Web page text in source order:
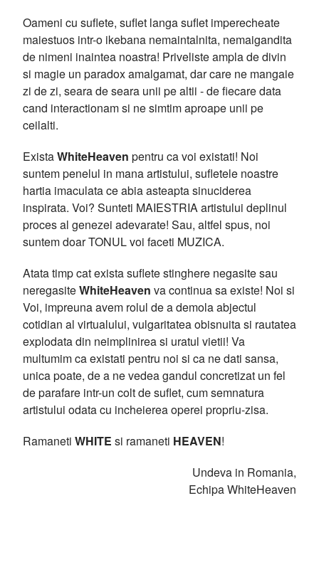
Oameni cu suflete, suflet langa suflet imperecheate
maiestuos intr-o ikebana nemaintalnita, nemaigandita
de nimeni inaintea noastra! Priveliste ampla de divin
si magie un paradox amalgamat, dar care ne mangaie
zi de zi, seara de seara unii pe altii - de fiecare data
cand interactionam si ne simtim aproape unii pe
ceilalti.
ExistaWhiteHeaven pentru ca voi existati! Noi
suntem penelul in mana artistului, sufletele noastre
hartia imaculata ce abia asteapta sinuciderea
inspirata. Voi? Sunteti MAIESTRIA artistului deplinul
proces al genezei adevarate! Sau, altfel spus, noi
suntem doar TONUL voi faceti MUZICA.
Atata timp cat exista suflete stinghere negasite sau
neregasiteWhiteHeaven va continua sa existe! Noi si
Voi, impreuna avem rolul de a demola abjectul
cotidian al virtualului, vulgaritatea obisnuita si rautatea
explodata din neimplinirea si uratul vietii! Va
multumim ca existati pentru noi si ca ne dati sansa,
unica poate, de a ne vedea gandul concretizat un fel
de parafare intr-un colt de suflet, cum semnatura
artistului odata cu incheierea operei propriu-zisa.
Ramaneti WHITE si ramaneti HEAVEN!
Undeva in Romania,
Echipa WhiteHeaven